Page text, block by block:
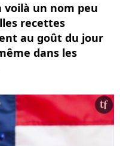
voilà un nom peu
recettes
au goût du jour
dans les